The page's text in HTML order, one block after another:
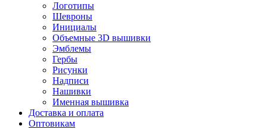
Логотипы
Шевроны
Инициалы
Объемные 3D вышивки
Эмблемы
Гербы
Рисунки
Надписи
Нашивки
Именная вышивка
Доставка и оплата
Оптовикам